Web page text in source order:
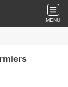
MENU